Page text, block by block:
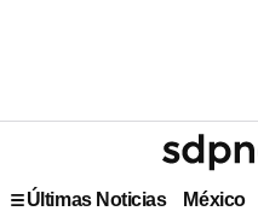
Últimas Noticias México